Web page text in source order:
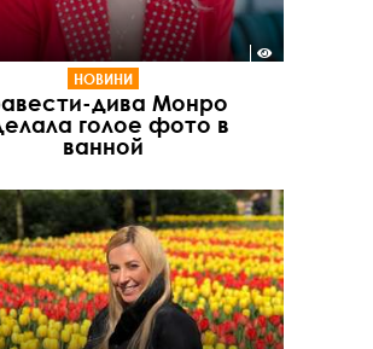
НОВИНИ
дива Монро
голое фото в
ванной